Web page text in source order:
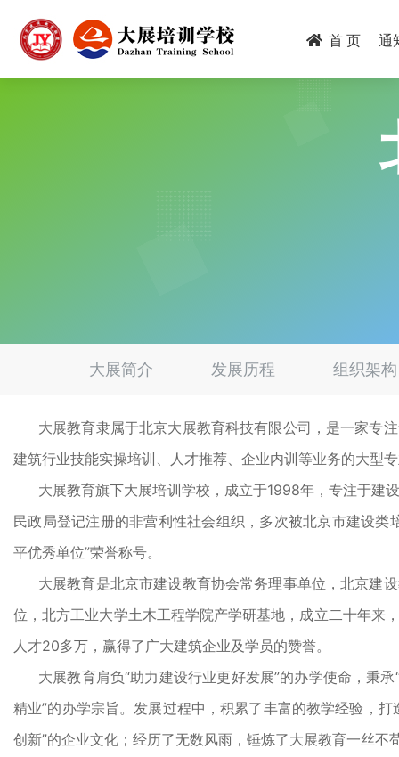
主
首 页 通
大展简介 发展历程 组织架构
大展教育隶属于北京大展教育科技有限公司，是一家专
建筑行业技能实操培训、人才推荐、企业内训等业务的大
大展教育旗下大展培训学校，成立于1998年，专注于建
民政局登记注册的非营利性社会组织，多次被北京市建设
平优秀单位”荣誉称号。
大展教育是北京市建设教育协会常务理事单位，北京建
位，北方工业大学土木工程学院产学研基地，成立二十年来
人才20多万，赢得了广大建筑企业及学员的赞誉。
大展教育肩负“助力建设行业更好发展”的办学使命，秉
精业”的办学宗旨。发展过程中，积累了丰富的教学经验，
创新”的企业文化；经历了无数风雨，锤炼了大展教育一